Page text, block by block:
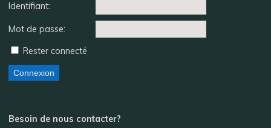
Identifiant:
Mot de passe:
Rester connecté
Connexion
Besoin de nous contacter?